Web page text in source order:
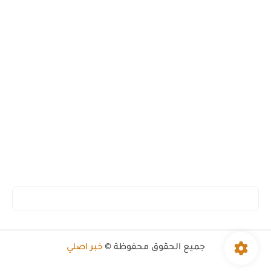
جميع الحقوق محفوظة © خبر اصلي